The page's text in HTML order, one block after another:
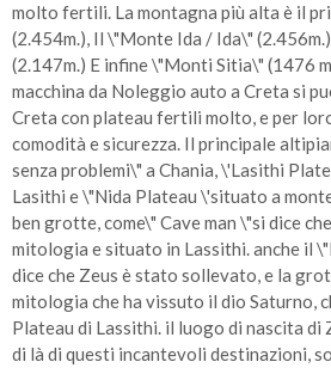
molto fertili. La montagna più alta è il
(2.454m.), Il \"Monte Ida / Ida\"
(2.147m.) E infine \"Monti Sitia\" (1476
macchina da Noleggio auto a Creta si
Creta con plateau fertili molto, e per
comodità e sicurezza. Il principale
senza problemi\" a Chania, \'Lasithi
Lasithi e \"Nida Plateau \'situato a
ben grotte, come\" Cave man \"si dice
mitologia e situato in Lassithi. anche il
dice che Zeus è stato sollevato, e la
mitologia che ha vissuto il dio Saturno,
Plateau di Lassithi. il luogo di nascita di
di là di questi incantevoli destinazioni,